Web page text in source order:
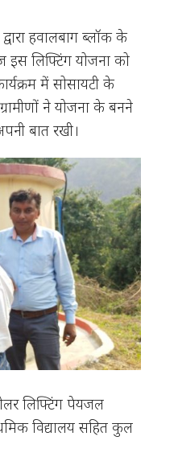
हवालबाग ब्लॉक के
इस लिफ्टिंग योजना को
में सोसायटी के
ग्रामीणों ने योजना के बनने
बात रखी।
लिफ्टिंग पेयजल
विद्यालय सहित कुल